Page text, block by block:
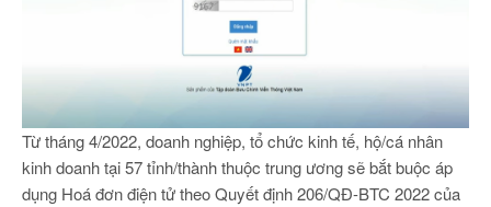
Từ tháng 4/2022, doanh nghiệp, tổ chức kinh tế, hộ/cá nhân
kinh doanh tại 57 tỉnh/thành thuộc trung ương sẽ bắt buộc áp
dụng Hoá đơn điện tử theo Quyết định 206/QĐ-BTC 2022 của